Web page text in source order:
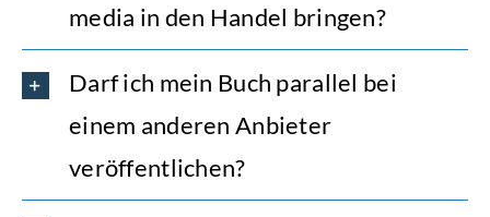
media in den Handel bringen?
Darf ich mein Buch parallel bei
einem anderen Anbieter
veröffentlichen?